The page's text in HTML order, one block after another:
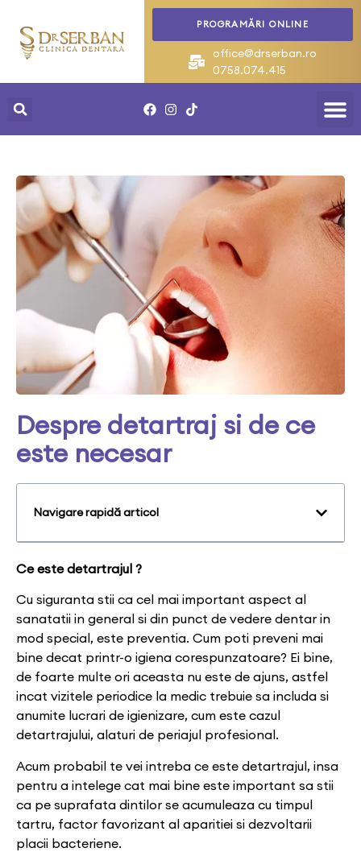
office@drserban.ro
0758.074.415
PROGRAMĂRI ONLINE
Despre detartraj si de ce
este necesar
Navigare rapidă articol
Ce este detartrajul ?
Cu siguranta stii ca cel mai important aspect al
sanatatii in general si din punct de vedere dentar in
mod special, este preventia. Cum poti preveni mai
bine decat printr-o igiena corespunzatoare? Ei bine,
de foarte multe ori aceasta nu este de ajuns, astfel
incat vizitele periodice la medic trebuie sa includa si
anumite lucrari de igienizare, cum este cazul
detartrajului, alaturi de periajul profesional.
Acum probabil te vei intreba ce este detartrajul, insa
pentru a intelege cat mai bine este important sa stii
ca pe suprafata dintilor se acumuleaza cu timpul
tartru, factor favorizant al aparitiei si dezvoltarii
placii bacteriene.